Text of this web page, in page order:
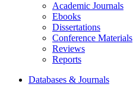
Academic Journals
Ebooks
Dissertations
Conference Materials
Reviews
Reports
Databases & Journals